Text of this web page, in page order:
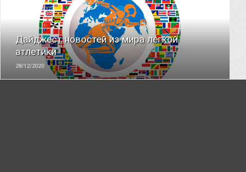
Дайджест новостей из мира легкой
атлетики
28/12/2020
ЧИТАТЬ